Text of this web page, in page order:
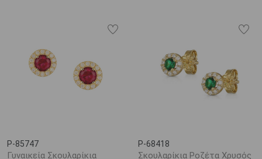
P-85747
Γυναικεία Σκουλαρίκια
P-68418
Σκουλαρίκια Ροζέτα Χρυσός